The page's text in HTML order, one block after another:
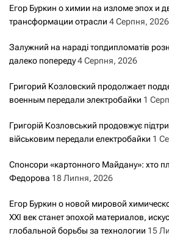
Егор Буркин о химии на изломе эпох и
трансформации отрасли 4 Серпня, 2026
Залужний на нараді топдипломатів
далеко попереду4 Серпня, 2026
Григорий Козловский продолжает
военным передали электробайки 1
Григорій Козловський продовжує
військовим передали електробайки 1
Спонсори «картонного Майдану»: хто
Федорова 18 Липня, 2026
Егор Буркин о новой мировой
XXI век станет эпохой материалов,
глобальной борьбы за технологии 15